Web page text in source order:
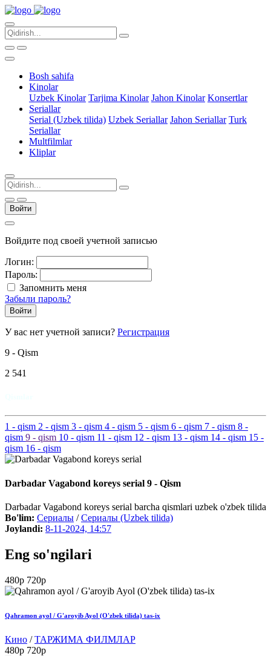
Bosh sahifa
Kinolar
Uzbek Kinolar Tarjima Kinolar Jahon Kinolar Konsertlar
Seriallar
Serial (Uzbek tilida) Uzbek Seriallar Jahon Seriallar Turk
Seriallar
Multfilmlar
Kliplar
Войти
Войдите под своей учетной записью
Логин:
Пароль:
Запомнить меня
Забыли пароль?
Войти
У вас нет учетной записи? Регистрация
9 - Qism
2 541
1 - qism 2 - qism 3 - qism 4 - qism 5 - qism 6 - qism 7 - qism 8 -
qism 9 - qism 10 - qism 11 - qism 12 - qism 13 - qism 14 - qism 15 -
qism 16 - qism
Darbadar Vagabond koreys serial 9 - Qism
Darbadar Vagabond koreys serial barcha qismlari uzbek o'zbek tilida
Bo'lim: Сериалы /Сериалы (Uzbek tilida)
Joylandi: 8-11-2024, 14:57
Eng so'ngilari
480p 720p
Qahramon ayol / G'aroyib Ayol (O'zbek tilida) tas-ix
Кино /ТАРЖИМА ФИЛМЛАР
480p 720p